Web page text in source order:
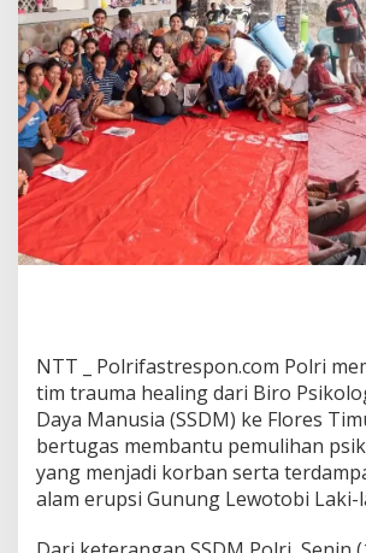
NTT _ Polrifastrespon.com Polri
tim trauma healing dari Biro
Daya Manusia (SSDM) ke Flores
bertugas membantu pemulihan
yang menjadi korban serta
alam erupsi Gunung Lewotobi Laki-